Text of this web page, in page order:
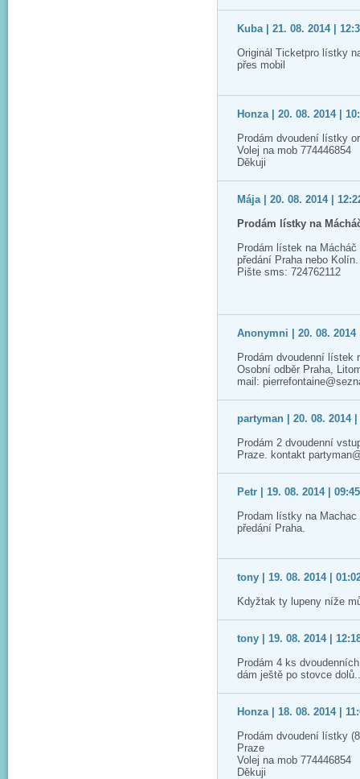
Kuba | 21. 08. 2014 |
Originál Ticketpro lístky
přes mobil
Honza | 20. 08. 2014 |
Prodám dvoudení lístky
Volej na mob 774446854
Děkuji
Mája | 20. 08. 2014 |
Prodám lístky na
Prodám lístek na
předání Praha nebo Kolín.
Pište sms: 724762112
Anonymni | 20. 08. 2014
Prodám dvoudenní lístek
Osobní odběr Praha,
mail:
partyman | 20. 08. 2014 |
Prodám 2 dvoudenní
Praze. kontakt
Petr | 19. 08. 2014 |
Prodam lístky na
předání Praha.
tony | 19. 08. 2014 |
Kdyžtak ty lupeny níže
tony | 19. 08. 2014 |
Prodám 4 ks
dám ještě po stovce
Honza | 18. 08. 2014 |
Prodám dvoudení lístky
Praze
Volej na mob 774446854
Děkuji